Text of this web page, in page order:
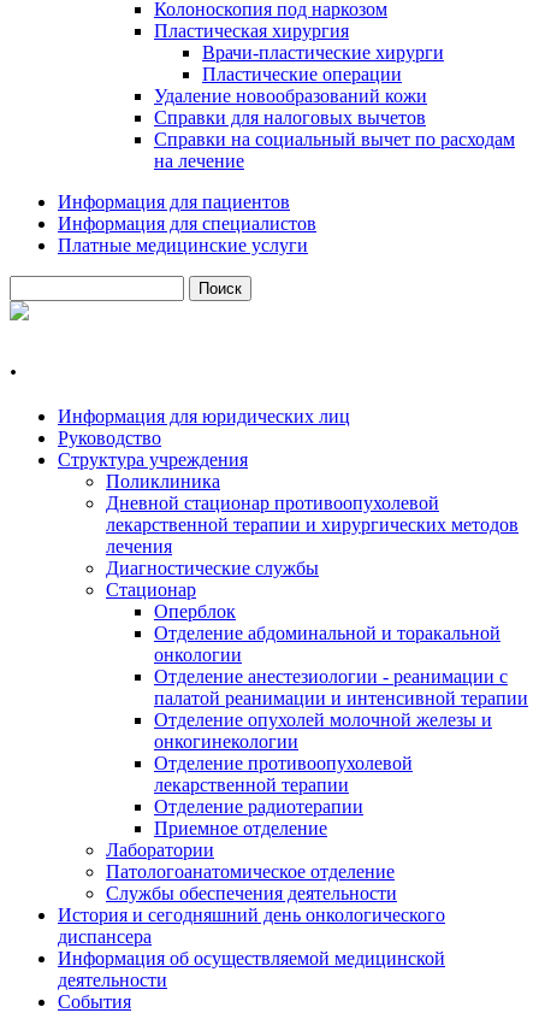
Колоноскопия под наркозом
Пластическая хирургия
Врачи-пластические хирурги
Пластические операции
Удаление новообразований кожи
Справки для налоговых вычетов
Справки на социальный вычет по расходам
на лечение
Информация для пациентов
Информация для специалистов
Платные медицинские услуги
Форма поиска
.
Информация для юридических лиц
Руководство
Структура учреждения
Поликлиника
Дневной стационар противоопухолевой
лекарственной терапии и хирургических методов
лечения
Диагностические службы
Стационар
Оперблок
Отделение абдоминальной и торакальной
онкологии
Отделение анестезиологии - реанимации с
палатой реанимации и интенсивной терапии
Отделение опухолей молочной железы и
онкогинекологии
Отделение противоопухолевой
лекарственной терапии
Отделение радиотерапии
Приемное отделение
Лаборатории
Патологоанатомическое отделение
Службы обеспечения деятельности
История и сегодняшний день онкологического
диспансера
Информация об осуществляемой медицинской
деятельности
События